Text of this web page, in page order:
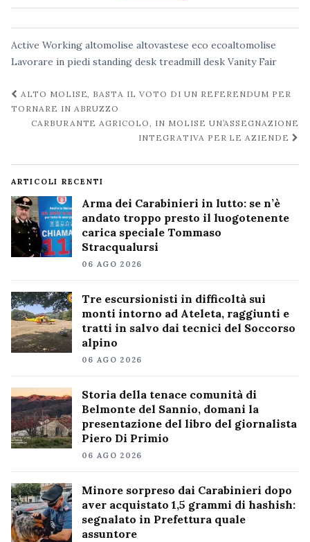
Active Working altomolise altovastese eco ecoaltomolise
Lavorare in piedi standing desk treadmill desk Vanity Fair
Navigazione
post
ALTO MOLISE, BASTA IL VOTO DI UN REFERENDUM PER
TORNARE IN ABRUZZO
CARBURANTE AGRICOLO, IN MOLISE UN’ASSEGNAZIONE
INTEGRATIVA PER LE AZIENDE
ARTICOLI RECENTI
Arma dei Carabinieri in lutto: se n’è
andato troppo presto il luogotenente
carica speciale Tommaso
Stracqualursi
06 AGO 2026
Tre escursionisti in difficoltà sui
monti intorno ad Ateleta, raggiunti e
tratti in salvo dai tecnici del Soccorso
alpino
06 AGO 2026
Storia della tenace comunità di
Belmonte del Sannio, domani la
presentazione del libro del giornalista
Piero Di Primio
06 AGO 2026
Minore sorpreso dai Carabinieri dopo
aver acquistato 1,5 grammi di hashish:
segnalato in Prefettura quale
assuntore